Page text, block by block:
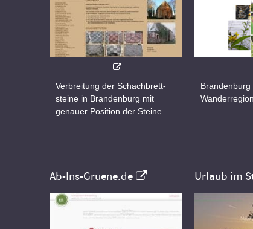
Verbreitung der Schachbrett-
steine in Brandenburg mit
genauer Position der Steine
Brandenburg
Ab-Ins-Gruene.de Urlaub im